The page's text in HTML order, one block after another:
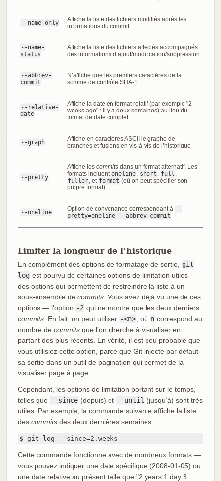
--name-only
Affiche la liste des fichiers modifiés après les
informations du commit
--name-
status
Affiche la liste des fichiers affectés accompagnés
des informations d’ajout/modification/suppression
--abbrev-
commit
N’affiche que les premiers caractères de la
somme de contrôle SHA-1
--relative-
date
Affiche la date en format relatif (par exemple "2
weeks ago" : il y a deux semaines) au lieu du
format de date complet
--graph
Affiche en caractères ASCII le graphe de
branches et fusions en vis-à-vis de l’historique
--pretty
Affiche les commitsdans un format alternatif. Les
formats incluent oneline short full
fuller , et format (où on peut spécifier son
propre format)
--oneline Option de convenance correspondant à --
pretty=oneline --abbrev-commit
Limiter la longueur de l’historique
En complément des options de formatage de sortie,
git
log est pourvu de certaines options de limitation utiles —
des options qui permettent de restreindre la liste à un
sous-ensemble de commits. Vous avez déjà vu une de ces
options — l’option -2 qui ne montre que les deux derniers
commits. En fait, on peut utiliser -<n> , où n correspond au
nombre de commitsque l’on cherche à visualiser en
partant des plus récents. En vérité, il est peu probable que
vous utilisiez cette option, parce que Git injecte par défaut
sa sortie dans un outil de pagination qui permet de la
visualiser page à page.
Cependant, les options de limitation portant sur le temps,
telles que --since (depuis) et --until (jusqu’à) sont très
utiles. Par exemple, la commande suivante affiche la liste
des commitsdes deux dernières semaines :
$ git log --since=2.weeks
Cette commande fonctionne avec de nombreux formats —
vous pouvez indiquer une date spécifique (2008-01-05) ou
une date relative au présent telle que "2 years 1 day 3